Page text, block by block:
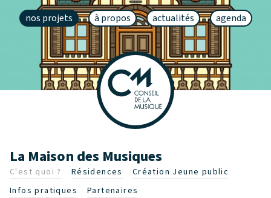
nos projets à propos actualités agenda
La Maison des Musiques
C'est quoi ? Résidences
Création Jeune public
Infos pratiques
Partenaires